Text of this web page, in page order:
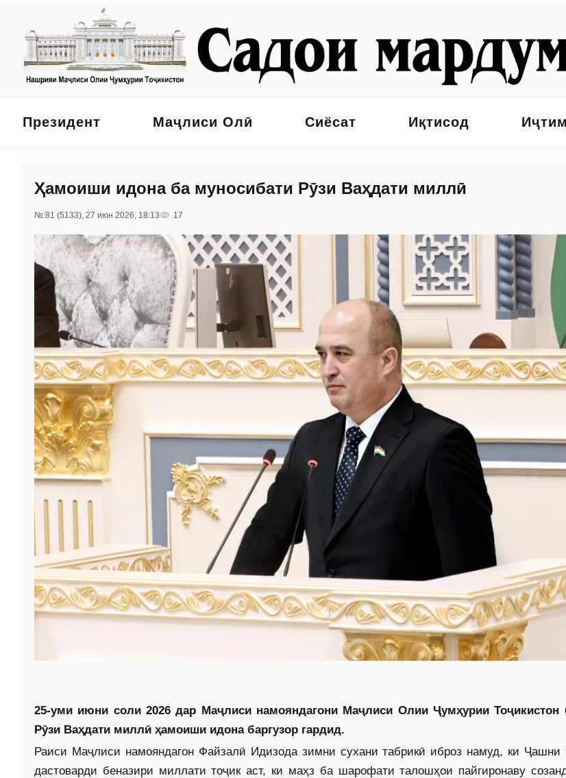
Президент Маҷлиси Олӣ Сиёсат Иқтисод
Ҳамоиши идона ба муносибати Рӯзи Ваҳдати миллӣ
№:81 (5133), 27 июн 2026, 18:13 17
25-уми июни соли 2026 дар Маҷлиси намояндагони Маҷлиси Олии Ҷумҳурии Тоҷикистон
Рӯзи Ваҳдати миллӣ ҳамоиши идона баргузор гардид.
Раиси Маҷлиси намояндагон Файзалӣ Идизода зимни сухани табрикӣ иброз намуд, ки
дастоварди беназири миллати тоҷик аст, ки маҳз ба шарофати талошҳои пайгиронаву